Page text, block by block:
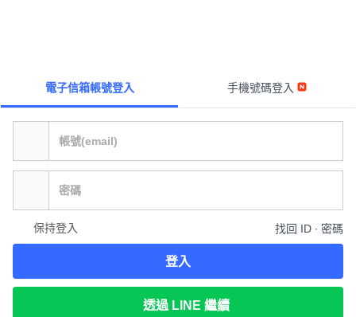
電子信箱帳號登入 手機號碼登入
保持登入 找回 ID ∙ 密碼
登入
透過 LINE 繼續